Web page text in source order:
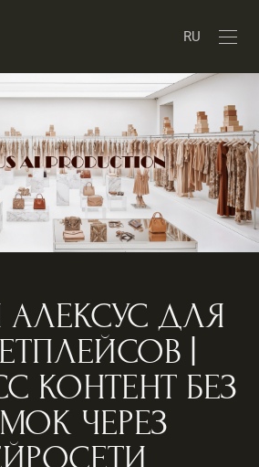
RU
АЛЕКСУС ДЛЯ
|
КОНТЕНТ БЕЗ
ЧЕРЕЗ